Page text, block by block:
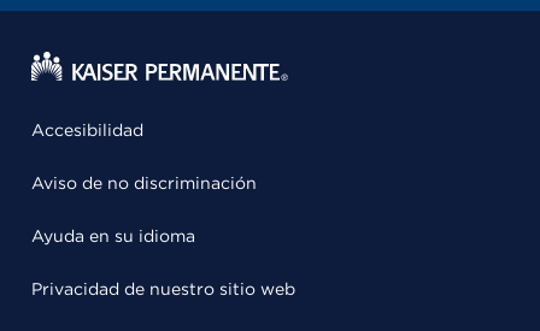
Accesibilidad
Aviso de no discriminación
Ayuda en su idioma
Privacidad de nuestro sitio web